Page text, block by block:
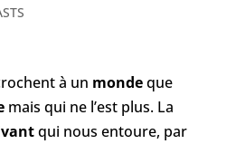
à un mondeque
mais qui ne l’est plus. La
qui nous entoure, par